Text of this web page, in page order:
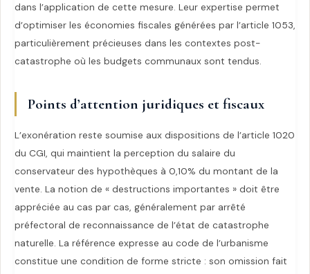
dans l’application de cette mesure. Leur expertise permet
d’optimiser les économies fiscales générées par l’article 1053,
particulièrement précieuses dans les contextes post-
catastrophe où les budgets communaux sont tendus.
Points d’attention juridiques et fiscaux
L’exonération reste soumise aux dispositions de l’article 1020
du CGI, qui maintient la perception du salaire du
conservateur des hypothèques à 0,10% du montant de la
vente. La notion de « destructions importantes » doit être
appréciée au cas par cas, généralement par arrêté
préfectoral de reconnaissance de l’état de catastrophe
naturelle. La référence expresse au code de l’urbanisme
constitue une condition de forme stricte : son omission fait